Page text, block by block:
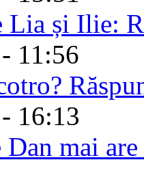
Lia și Ilie:
11:56
16:13
Dan mai